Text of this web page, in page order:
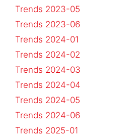
Trends 2023-05
Trends 2023-06
Trends 2024-01
Trends 2024-02
Trends 2024-03
Trends 2024-04
Trends 2024-05
Trends 2024-06
Trends 2025-01